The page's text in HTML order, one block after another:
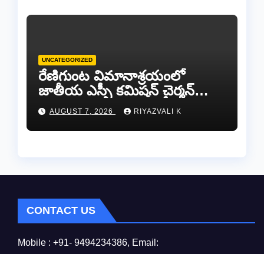
UNCATEGORIZED
రేణిగుంట విమానాశ్రయంలో
జాతీయ ఎస్సీ కమిషన్ చైర్మన్
కిషోర్ మక్వానాకు ఘన
స్వాగతం…
AUGUST 7, 2026 RIYAZVALI K
CONTACT US
Mobile : +91- 9494234386, Email: